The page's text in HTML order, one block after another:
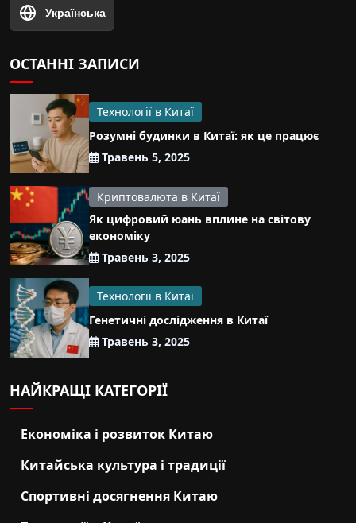
Українська
ОСТАННІ ЗАПИСИ
Технології в Китаї
Розумні будинки в Китаї: як це працює
Травень 5, 2025
Криптовалюта в Китаї
Як цифровий юань вплине на світову
економіку
Травень 3, 2025
Технології в Китаї
Генетичні дослідження в Китаї
Травень 3, 2025
НАЙКРАЩІ КАТЕГОРІЇ
Економіка і розвиток Китаю
Китайська культура і традиції
Спортивні досягнення Китаю